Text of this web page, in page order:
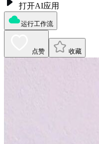
打开AI应用
运行工作流
点赞 收藏